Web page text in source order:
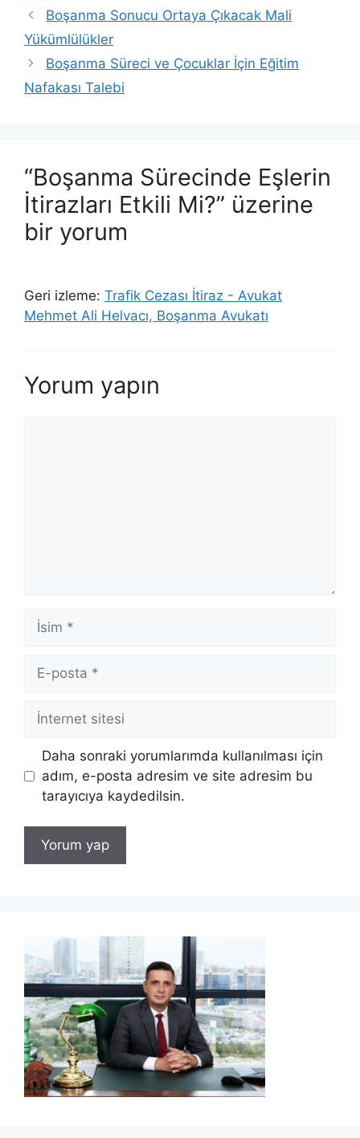
Boşanma Sonucu Ortaya Çıkacak Mali
Yükümlülükler
Boşanma Süreci ve Çocuklar İçin Eğitim
Nafakası Talebi
“Boşanma Sürecinde Eşlerin
İtirazları Etkili Mi?” üzerine
bir yorum
Geri izleme: Trafik Cezası İtiraz - Avukat
Mehmet Ali Helvacı, Boşanma Avukatı
Yorum yapın
İsim
posta
İnternet
sitesi
Daha sonraki yorumlarımda kullanılması için
adım, e-posta adresim ve site adresim bu
tarayıcıya kaydedilsin.